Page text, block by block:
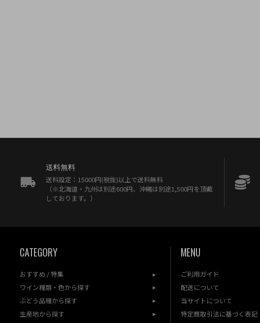
送料無料
送料設定：15000円(税抜)以上で送料無料
（※北海道・九州は別途600円、沖縄は別途1,500円を頂戴
しております。）
CATEGORY
おすすめ / 特集
ワイン種類・色から探す
ぶどう品種から探す
生産地から探す
MENU
ご利用ガイド
配送について
当サイトについて
特定商取引法に基づく表記